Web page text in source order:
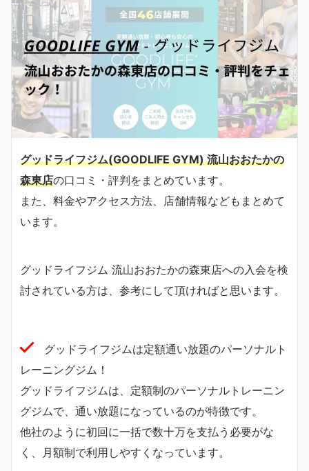
グッドライフジム(GOODLIFE GYM) 流山おおたかの
森東店の口コミ・評判をまとめています。
また、料金やアクセス方法、店舗情報などもまとめて
います。
グッドライフジム 流山おおたかの森東店への入会を検
討されている方は、参考にして頂ければと思います。
グッドライフジムは定額通い放題のパーソナルト
レーニングジム！
グッドライフジムは、定額制のパーソナルトレーニン
グジムで、通い放題になっているのが特徴です。
他社のように初回に一括で数十万を支払う必要がな
く、月額制で利用しやすくなっています。